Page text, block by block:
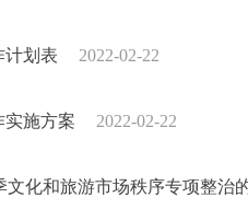
计划表 2022-02-22
实施方案 2022-02-22
化和旅游市场秩序专项整治